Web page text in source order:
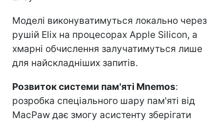
Моделі виконуватимуться локально через
рушій Elix на процесорах Apple Silicon, а
хмарні обчислення залучатимуться лише
для найскладніших запитів.
Розвиток системи пам'яті Mnemos:
розробка спеціального шару пам'яті від
MacPaw дає змогу асистенту зберігати